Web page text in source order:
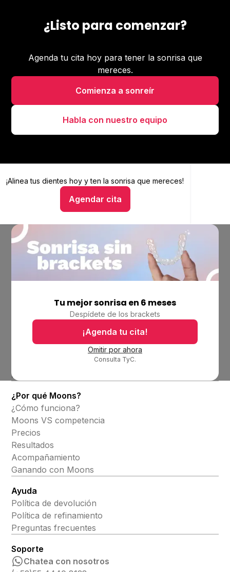
¿Listo para comenzar?
Agenda tu cita hoy para tener la sonrisa que
mereces.
Comienza a sonreír
Habla con nuestro equipo
¡Alinea tus dientes hoy yten la sonrisa que mereces!
Agendar cita
Alinea tus dientes hoy y ten la sonrisa que mereces
Hablar con un asesor
Tu mejor sonrisa en 6 meses
Despídete de los brackets
¡Agenda tu cita!
Omitir por ahora
Consulta TyC.
Alineadores invisibles
¿Por qué Moons?
¿Cómo funciona?
Moons VS competencia
Precios
Resultados
Acompañamiento
Ganando con Moons
Ayuda
Política de devolución
Política de refinamiento
Preguntas frecuentes
Soporte
Chatea con nosotros